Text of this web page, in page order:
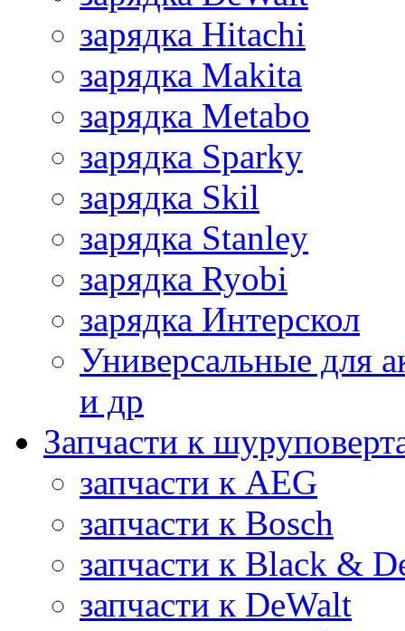
зарядка Hitachi
зарядка Makita
зарядка Metabo
зарядка Sparky
зарядка Skil
зарядка Stanley
зарядка Ryobi
зарядка Интерскол
Универсальные для
и др
Запчасти к
запчасти к AEG
запчасти к Bosch
запчасти к Black &
запчасти к DeWalt